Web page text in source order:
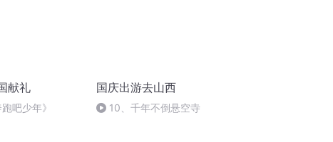
献礼
吧少年》
国庆出游去山西
10、千年不倒悬空寺